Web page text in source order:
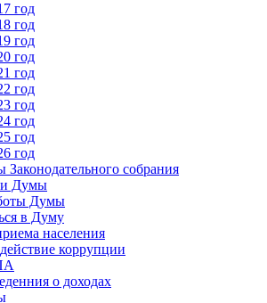
год
год
год
год
год
год
год
год
год
год
Законодательного собрания
Думы
Думы
в Думу
населения
коррупции
о доходах